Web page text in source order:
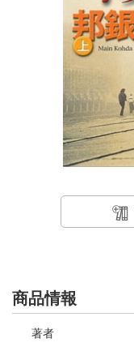
商品情報
著者